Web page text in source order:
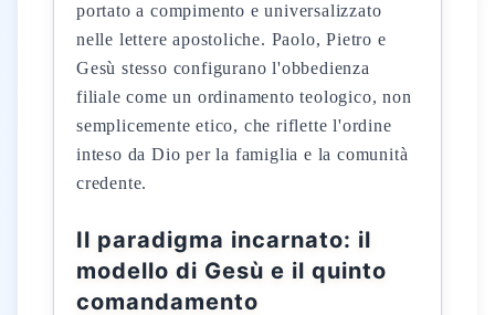
portato a compimento e universalizzato
nelle lettere apostoliche. Paolo, Pietro e
Gesù stesso configurano l'obbedienza
filiale come un ordinamento teologico, non
semplicemente etico, che riflette l'ordine
inteso da Dio per la famiglia e la comunità
credente.
Il paradigma incarnato: il
modello di Gesù e il quinto
comandamento